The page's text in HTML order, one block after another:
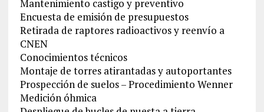
Mantenimiento castigo y preventivo
Encuesta de emisión de presupuestos
Retirada de raptores radioactivos y reenvío a
CNEN
Conocimientos técnicos
Montaje de torres atirantadas y autoportantes
Prospección de suelos – Procedimiento Wenner
Medición óhmica